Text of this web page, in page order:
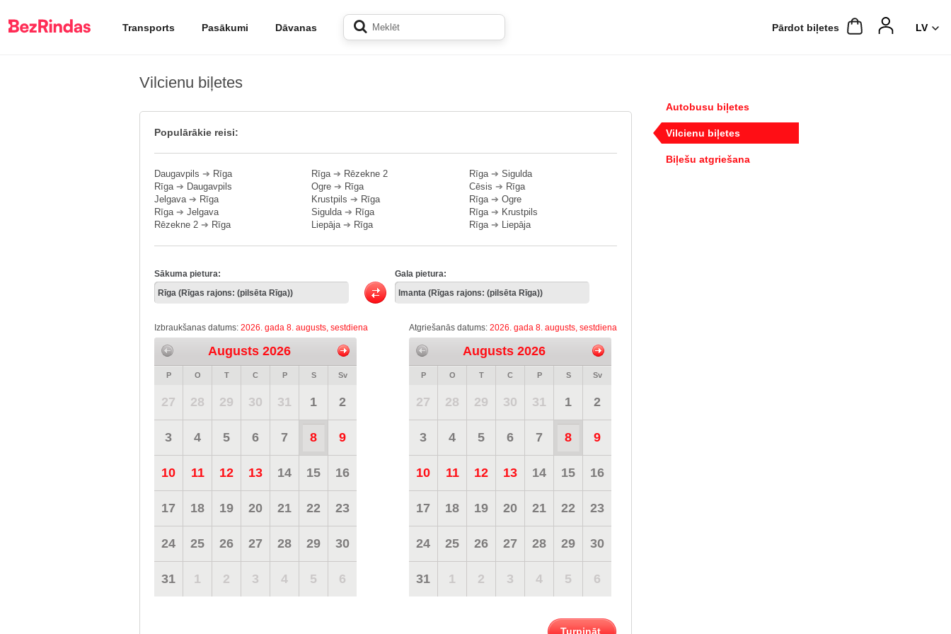
Transports Pasākumi Dāvanas Pārdot biļetes
Vilcienu biļetes
Populārākie reisi:
Daugavpils ➔ Rīga
Rīga➔ Daugavpils
Jelgava➔ Rīga
Rīga➔ Jelgava
Rēzekne 2 ➔ Rīga
Rīga➔ Rēzekne 2
Ogre ➔ Rīga
Krustpils ➔ Rīga
Sigulda➔ Rīga
Liepāja➔ Rīga
Rīga➔ Sigulda
Cēsis ➔ Rīga
Rīga➔ Ogre
Rīga➔ Krustpils
Rīga➔ Liepāja
Sākuma pietura: Gala pietura:
Izbraukšanas datums: 2026. gada 8. augusts, sestdiena
Augusts 2026
P O T C P S Sv
27 28 29 30 31 1 2
3 4 5 6 7 8 9
10 11 12 13 14 15 16
17 18 19 20 21 22 23
24 25 26 27 28 29 30
31 1 2 3 4 5 6
Atgriešanās datums: 2026. gada 8. augusts, sestdiena
Augusts 2026
P O T C P S Sv
27 28 29 30 31 1 2
3 4 5 6 7 8 9
10 11 12 13 14 15 16
17 18 19 20 21 22 23
24 25 26 27 28 29 30
31 1 2 3 4 5 6
Turpināt
Autobusu biļetes
Vilcienu biļetes
Biļešu atgriešana